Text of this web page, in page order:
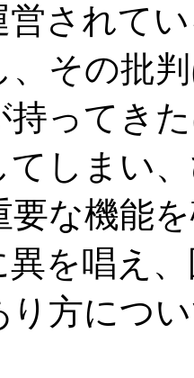
営されて
、その批
持ってき
てしまい
要な機能
を唱え
り方につ